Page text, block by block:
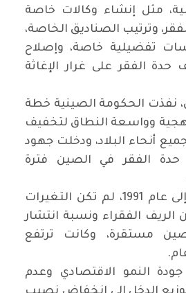
مثل إنشاء وكالات خاصة
وترتيب الصناديق الخاصة،
تفضيلية خاصة، وإصلاح
الفقر على غرار الإغاثة
نفذت الحكومة الصينية خطة
وواسعة النطاق لتخفيف
أنحاء البلاد، ودخلت جهود
الفقر في الصين فترة
من عام 1986 إلى عام 1991، لم تكن التغيرات
الفقراء ونسبة انتشار
مستقرة، وكانت ترتفع
النمو الاقتصادي وعدم